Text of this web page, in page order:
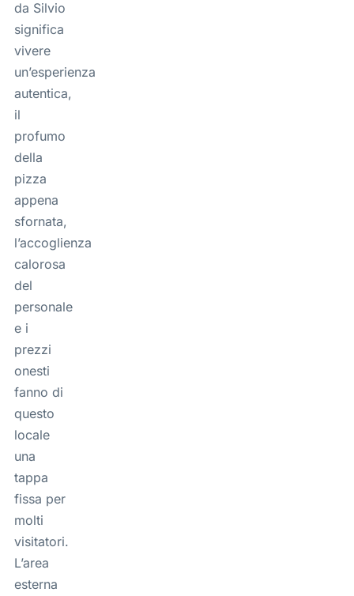
da Silvio
significa
vivere
un’esperienza
autentica,
il
profumo
della
pizza
appena
sfornata,
l’accoglienza
calorosa
del
personale
e i
prezzi
onesti
fanno di
questo
locale
una
tappa
fissa per
molti
visitatori.
L’area
esterna